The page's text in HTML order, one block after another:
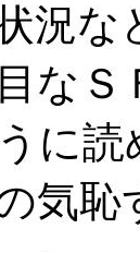
況な
な
に読
気